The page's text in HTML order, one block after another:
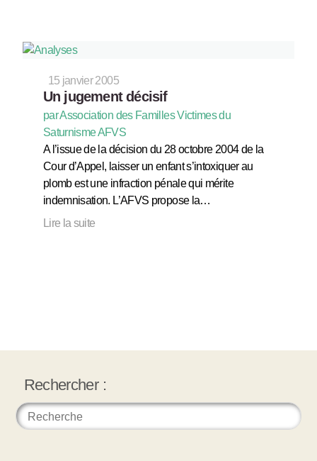
15 janvier 2005
Un jugement décisif
par Association des Familles Victimes du
Saturnisme AFVS
A l’issue de la décision du 28 octobre 2004 de la
Cour d’Appel, laisser un enfant s’intoxiquer au
plomb est une infraction pénale qui mérite
indemnisation. L’AFVS propose la…
Lire la suite
Rechercher :